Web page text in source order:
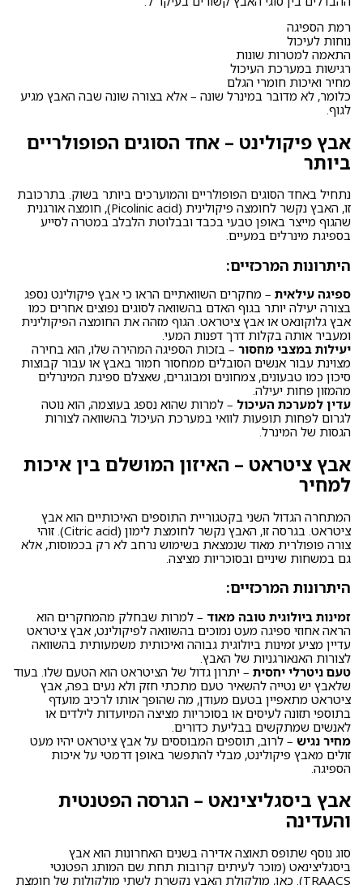
רמת הספיגה
נוחות לעיכול
התאמה למטרות שונות
רגישות במערכת העיכול
מחיר ואיכות חומרי הגלם
כלומר, לא מדובר במינרל שונה – אלא בצורה שונה שבה האבץ מגיע
לגוף.
אבץ פיקולינט – אחד הסוגים הפופולריים
ביותר
נתחיל באחד הסוגים הפופולריים והמוערכים ביותר בשוק. בתרכובת
זו, האבץ נקשר לחומצה פיקולינית (Picolinic acid), חומצה אורגנית
שהגוף מייצר באופן טבעי בכבד ובבלוטת הלבלב במטרה לסייע
בספיגת מינרלים במעיים.
היתרונות המרכזיים:
ספיגה עילאית – מחקרים השוואתיים הראו כי אבץ פיקולינט נספג
בצורה יעילה יותר בגוף האדם בהשוואה לסוגים נפוצים אחרים כמו
אבץ גלוקונאט או אבץ ציטראט. הגוף מזהה את החומצה הפיקולינית
ומעביר אותה בקלות דרך דפנות המעי.
יעילות במצבי מחסור – בזכות הספיגה המהירה שלו, הוא בחירה
מצוינת עבור אנשים הסובלים ממחסור חמור באבץ או עבור קבוצות
סיכון כמו טבעונים, צמחונים ומבוגרים, שאצלם ספיגת המינרלים
מהמזון פחות יעילה.
עדין למערכת העיכול – למרות שהוא נספג בעוצמה, הוא נוטה
לגרום לפחות תופעות לוואי במערכת העיכול בהשוואה לצורות
הגסות של המינרל.
אבץ ציטראט – האיזון המושלם בין איכות
למחיר
המתחרה הגדול השני בקטגוריית התוספים האיכותיים הוא אבץ
ציטראט. בגרסה זו, האבץ נקשר לחומצת לימון (Citric acid). זוהי
צורה פופולרית מאוד שנמצאת בשימוש נרחב לא רק בכמוסות, אלא
גם במשחות שיניים ובסוכריות מציצה.
היתרונות המרכזיים:
זמינות ביולוגית טובה מאוד – למרות שבחלק מהמחקרים הוא
הראה אחוזי ספיגה מעט נמוכים בהשוואה לפיקולינט, אבץ ציטראט
עדיין מציע זמינות ביולוגית גבוהה ואיכותית משמעותית בהשוואה
לצורות האנאורגניות של האבץ.
טעם ניטרלי יחסית – יתרון גדול של הציטראט הוא הטעם שלו. בעוד
שלאבץ יש נטייה להשאיר טעם מתכתי חזק ולא נעים בפה, אבץ
ציטראט מתאפיין בטעם מעודן, מה שהופך אותו לרכיב מועדף
בתוספי תזונה לעיסים או בסוכריות מציצה המיועדות לילדים או
לאנשים שמתקשים בבליעת כדורים.
מחיר נגיש – לרוב, תוספים המבוססים על אבץ ציטראט יהיו מעט
זולים מאבץ פיקולינט, מבלי להתפשר באופן דרמטי על איכות
הספיגה.
אבץ ביסגליצינאט – הגרסה הפטנטית
והעדינה
סוג נוסף שתופס תאוצה אדירה בשנים האחרונות הוא אבץ
ביסגליצינאט (מוכר לעיתים קרובות תחת שם המותג הפטנטי
TRAACS). כאן, מולקולת האבץ נקשרת לשתי מולקולות של חומצת